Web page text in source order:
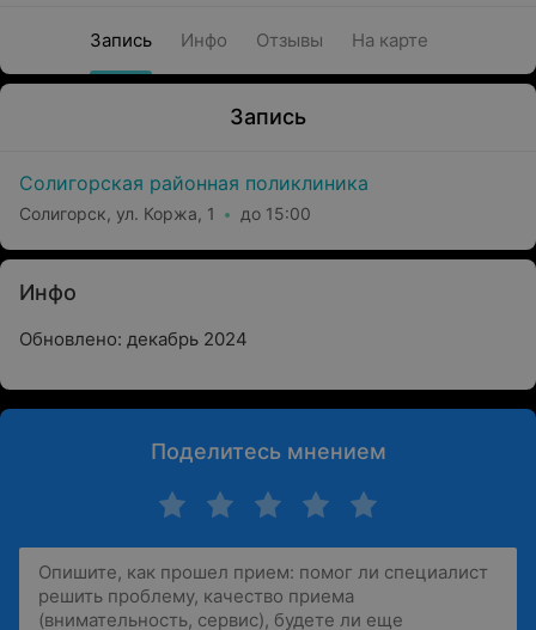
Запись Инфо Отзывы На карте
Запись
Солигорская районная поликлиника
Солигорск, ул. Коржа, 1 до 15:00
Инфо
Обновлено: декабрь 2024
Поделитесь мнением